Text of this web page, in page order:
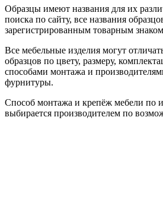
Образцы имеют названия для их
поиска по сайту, все названия
зарегистрированным товарным
Все мебельные изделия могут
образцов по цвету, размеру,
способами монтажа и
фурнитуры.
Способ монтажа и крепёж мебели по
выбирается производителем по